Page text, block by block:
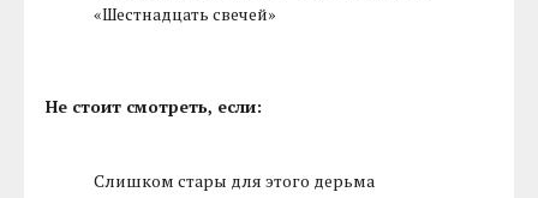
«Шестнадцать свечей»
Не стоит смотреть, если:
Слишком стары для этого дерьма